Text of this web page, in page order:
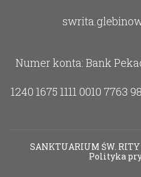
Numer konta: Bank
1240 1675 1111 0010 7763
SANKTUARIUM ŚW.
Polityka